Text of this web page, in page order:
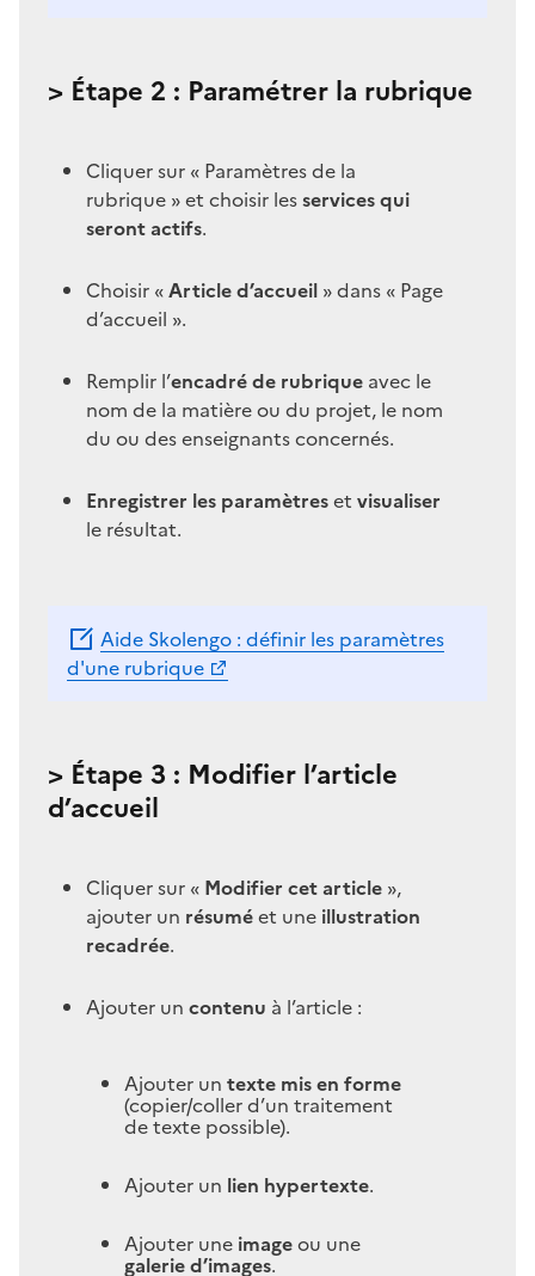
> Étape 2 : Paramétrer la rubrique
Cliquer sur « Paramètres de la
rubrique » et choisir lesservices qui
seront actifs.
Choisir «Article d’accueil » dans « Page
d’accueil ».
Remplir l’encadré de rubrique avec le
nom de la matière ou du projet, le nom
du ou des enseignants concernés.
Enregistrer les paramètreset visualiser
le résultat.
Aide Skolengo : définir les paramètres
d'une rubrique
> Étape 3 : Modifier l’article
d’accueil
Cliquer sur « Modifier cet article »,
ajouter un résuméet une illustration
recadrée.
Ajouter un contenu à l’article :
Ajouter un texte mis en forme
(copier/coller d’un traitement
de texte possible).
Ajouter un lien hypertexte.
Ajouter une imageou une
galerie d’images.